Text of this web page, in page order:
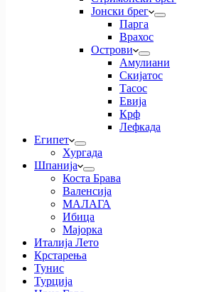
Јонски брег
Парга
Врахос
Острови
Амулиани
Скијатос
Тасос
Евија
Крф
Лефкада
Египет
Хургада
Шпанија
Коста Брава
Валенсија
МАЛАГА
Ибица
Мајорка
Италија Лето
Крстарења
Тунис
Турција